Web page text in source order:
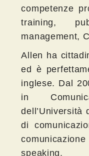
competenze
training,
management,
Allen ha
ed è
inglese. Dal
in
dell’Università
di
speaking.